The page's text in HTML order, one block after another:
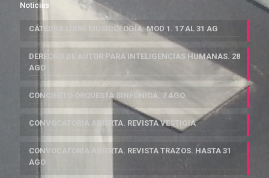
Noticias
CÁTEDRA LIBRE MUSICOLOGÍA. MOD 1. 17 AL 31 AG
DERECHO DE AUTOR PARA INTELIGENCIAS HUMANAS. 28
AGO
CONCIERTO ORQUESTA SINFÓNICA. 7 AGO
CONVOCATORIA ABIERTA. REVISTA VESTIGIA
CONVOCATORIA ABIERTA. REVISTA TRAZOS. HASTA 31
AGO